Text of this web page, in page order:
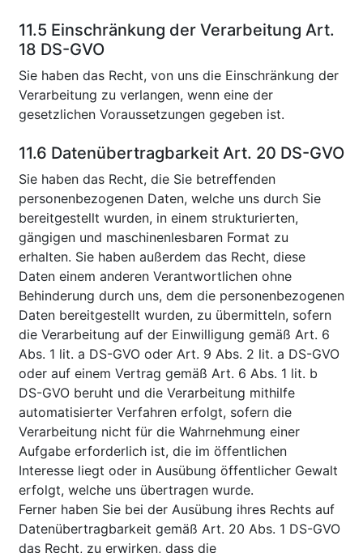
11.5 Einschränkung der Verarbeitung Art.
18 DS-GVO
Sie haben das Recht, von uns die Einschränkung der
Verarbeitung zu verlangen, wenn eine der
gesetzlichen Voraussetzungen gegeben ist.
11.6 Datenübertragbarkeit Art. 20 DS-GVO
Sie haben das Recht, die Sie betreffenden
personenbezogenen Daten, welche uns durch Sie
bereitgestellt wurden, in einem strukturierten,
gängigen und maschinenlesbaren Format zu
erhalten. Sie haben außerdem das Recht, diese
Daten einem anderen Verantwortlichen ohne
Behinderung durch uns, dem die personenbezogenen
Daten bereitgestellt wurden, zu übermitteln, sofern
die Verarbeitung auf der Einwilligung gemäß Art. 6
Abs. 1 lit. a DS-GVO oder Art. 9 Abs. 2 lit. a DS-GVO
oder auf einem Vertrag gemäß Art. 6 Abs. 1 lit. b
DS-GVO beruht und die Verarbeitung mithilfe
automatisierter Verfahren erfolgt, sofern die
Verarbeitung nicht für die Wahrnehmung einer
Aufgabe erforderlich ist, die im öffentlichen
Interesse liegt oder in Ausübung öffentlicher Gewalt
erfolgt, welche uns übertragen wurde.
Ferner haben Sie bei der Ausübung ihres Rechts auf
Datenübertragbarkeit gemäß Art. 20 Abs. 1 DS-GVO
das Recht, zu erwirken, dass die